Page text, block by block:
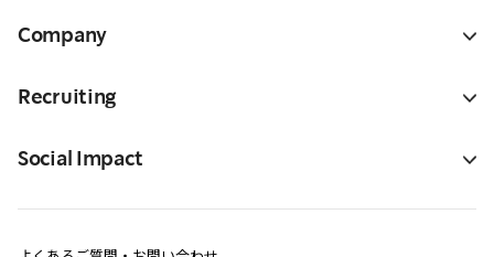
Company
Recruiting
Social Impact